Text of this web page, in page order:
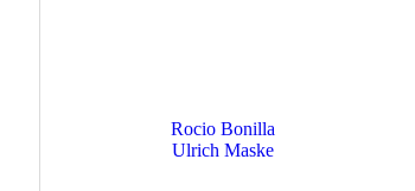
Rocio Bonilla
Ulrich Maske